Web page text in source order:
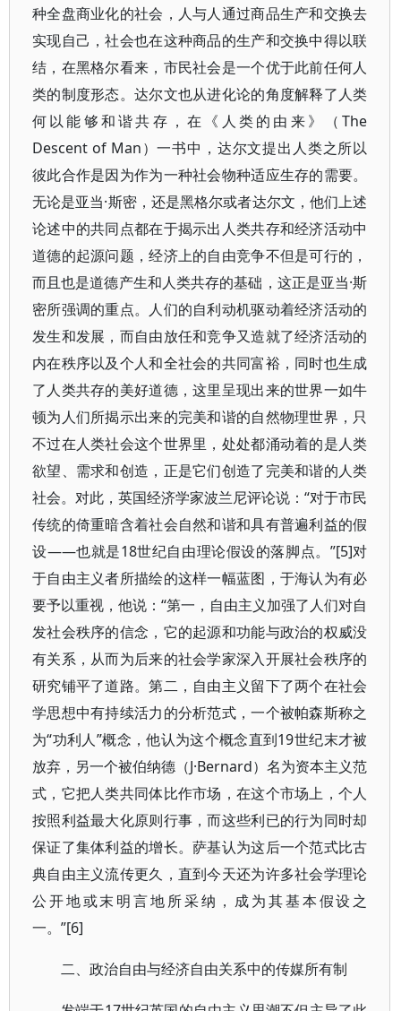
种全盘商业化的社会，人与人通过商品生产和交换去
实现自己，社会也在这种商品的生产和交换中得以联
结，在黑格尔看来，市民社会是一个优于此前任何人
类的制度形态。达尔文也从进化论的角度解释了人类
何以能够和谐共存，在《人类的由来》（The
Descent of Man）一书中，达尔文提出人类之所以
彼此合作是因为作为一种社会物种适应生存的需要。
无论是亚当·斯密，还是黑格尔或者达尔文，他们上述
论述中的共同点都在于揭示出人类共存和经济活动中
道德的起源问题，经济上的自由竞争不但是可行的，
而且也是道德产生和人类共存的基础，这正是亚当·斯
密所强调的重点。人们的自利动机驱动着经济活动的
发生和发展，而自由放任和竞争又造就了经济活动的
内在秩序以及个人和全社会的共同富裕，同时也生成
了人类共存的美好道德，这里呈现出来的世界一如牛
顿为人们所揭示出来的完美和谐的自然物理世界，只
不过在人类社会这个世界里，处处都涌动着的是人类
欲望、需求和创造，正是它们创造了完美和谐的人类
社会。对此，英国经济学家波兰尼评论说：“对于市民
传统的倚重暗含着社会自然和谐和具有普遍利益的假
设——也就是18世纪自由理论假设的落脚点。”[5]对
于自由主义者所描绘的这样一幅蓝图，于海认为有必
要予以重视，他说：“第一，自由主义加强了人们对自
发社会秩序的信念，它的起源和功能与政治的权威没
有关系，从而为后来的社会学家深入开展社会秩序的
研究铺平了道路。第二，自由主义留下了两个在社会
学思想中有持续活力的分析范式，一个被帕森斯称之
为“功利人”概念，他认为这个概念直到19世纪末才被
放弃，另一个被伯纳德（J·Bernard）名为资本主义范
式，它把人类共同体比作市场，在这个市场上，个人
按照利益最大化原则行事，而这些利已的行为同时却
保证了集体利益的增长。萨基认为这后一个范式比古
典自由主义流传更久，直到今天还为许多社会学理论
公开地或末明言地所采纳，成为其基本假设之
一。”[6]
二、政治自由与经济自由关系中的传媒所有制